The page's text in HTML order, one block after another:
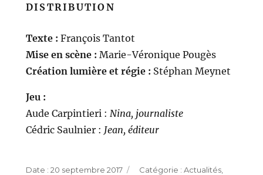
DISTRIBUTION
Texte : François Tantot
Mise en scène : Marie-Véronique Pougès
Création lumière et régie : Stéphan Meynet
Jeu :
Aude Carpintieri : Nina, journaliste
Cédric Saulnier : Jean, éditeur
Publié
20 septembre 2017 Catégories
Actualités,